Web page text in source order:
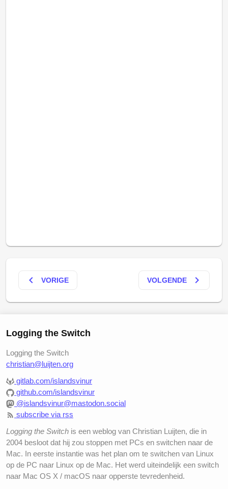
keyboard_arrow_left VORIGE VOLGENDE keyboard_arrow_right
Logging the Switch
Logging the Switch
christian@luijten.org
gitlab.com/islandsvinur
github.com/islandsvinur
@islandsvinur@mastodon.social
subscribe via rss
Logging the Switch is een weblog van Christian Luijten, die in
2004 besloot dat hij zou stoppen met PCs en switchen naar de
Mac. In eerste instantie was het plan om te switchen van Linux
op de PC naar Linux op de Mac. Het werd uiteindelijk een switch
naar Mac OS X / macOS naar opperste tevredenheid.